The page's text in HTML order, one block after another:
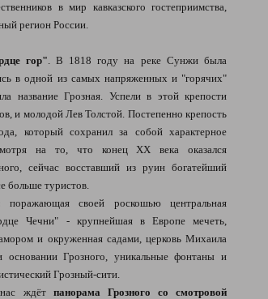
в мир кавказского гостеприимства,
регион России.
гор". В 1818 году на реке Сунжи была
в одной из самых напряженных и "горячих"
название Грозная. Успели в этой крепости
и молодой Лев Толстой. Постепенно крепость
который сохранил за собой характерное
на то, что конец XX века оказался
сейчас восставший из руин богатейший
больше туристов.
поражающая своей роскошью центральная
Чечни" - крупнейшая в Европе мечеть,
и окруженная садами, церковь Михаила
основании Грозного, уникальные фонтаны и
Грозный-сити.
ждёт панорама Грозного со смотровой